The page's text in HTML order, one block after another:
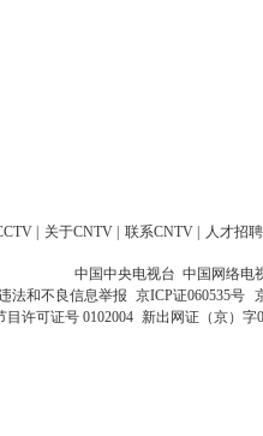
关于CNTV 联系CNTV 人才招聘
中国中央电视台 中国网络电
法和不良信息举报 京ICP证060535号
目许可证号 0102004 新出网证（京）